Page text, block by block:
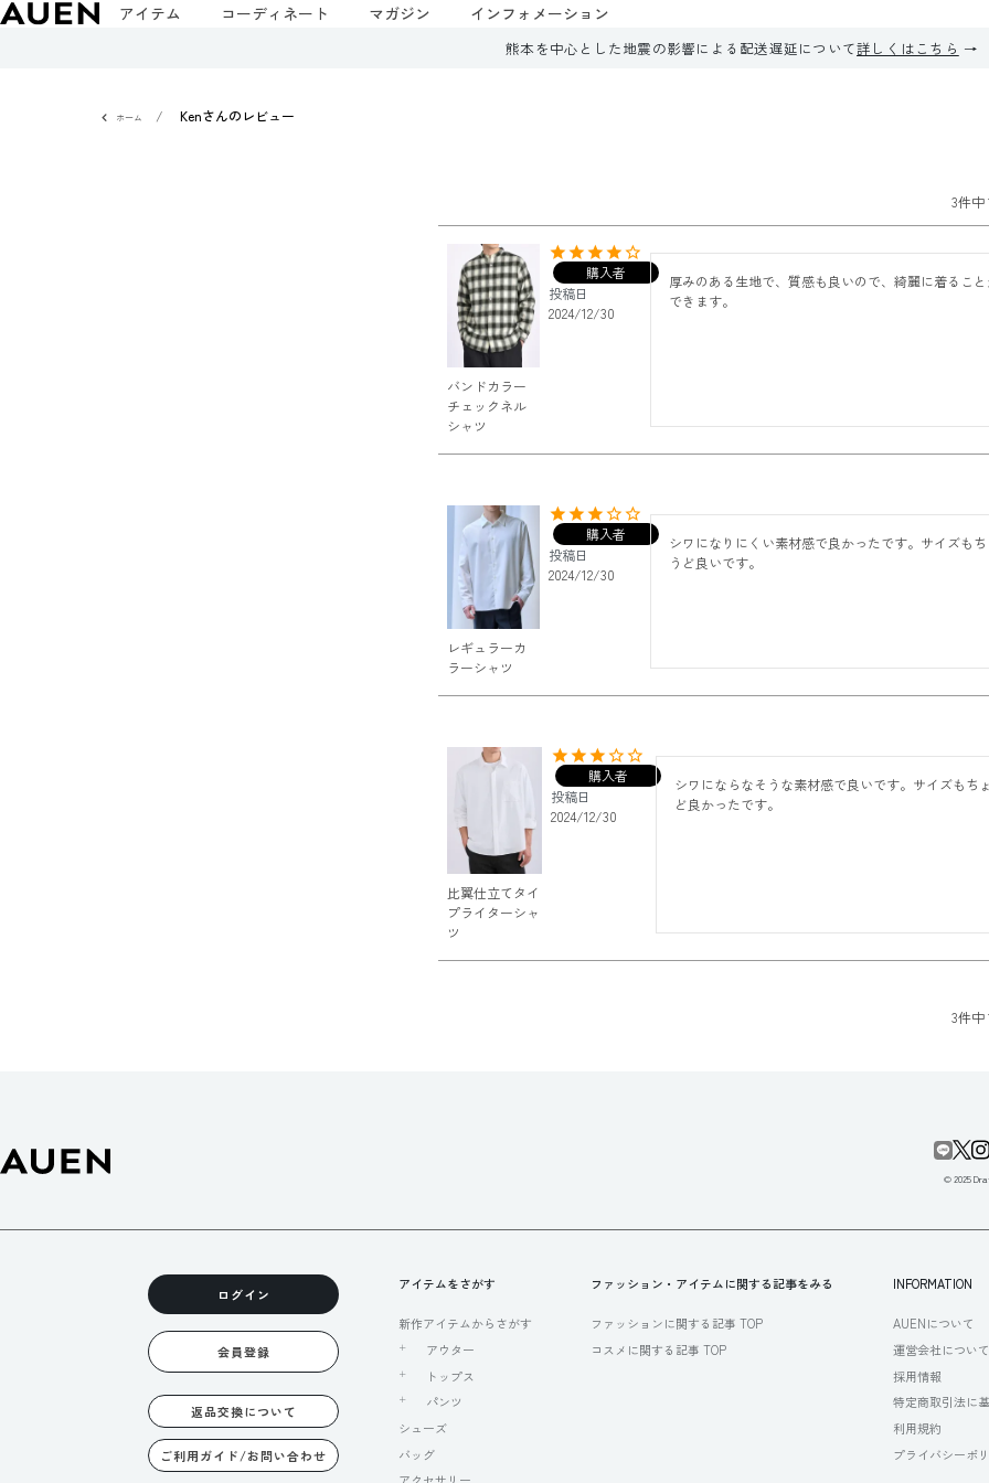
アイテム コーディネート マガジン インフォメーション
熊本を中心とした地震の影響による配送遅延について詳しくはこちら
ホーム Kenさんのレビュー
3件中
バンドカラー
チェックネル
シャツ
購入者
投稿日
2024/12/30
厚みのある生地で、質感も良いので、綺麗に着るこ
できます。
レギュラーカ
ラーシャツ
購入者
投稿日
2024/12/30
シワになりにくい素材感で良かったです。サイズも
うど良いです。
比翼仕立てタイ
プライターシャ
ツ
購入者
投稿日
2024/12/30
シワにならなそうな素材感で良いです。サイズもち
ど良かったです。
3件中
© 2025
ログイン
会員登録
返品交換について
ご利用ガイド/お問い合わせ
アイテムをさがす
新作アイテムからさがす
アウター
トップス
パンツ
シューズ
バッグ
ファッション・アイテムに関する記事をみる
ファッションに関する記事 TOP
コスメに関する記事 TOP
INFORMATION
AUENについて
運営会社について
採用情報
特定商取引法に
利用規約
プライバシーポ